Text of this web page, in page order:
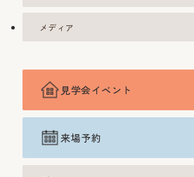
メディア
見学会イベント
来場予約